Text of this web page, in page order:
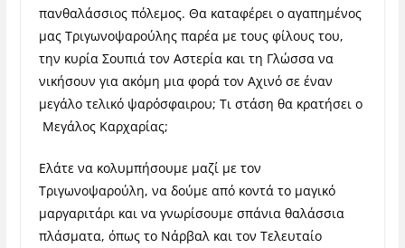
πανθαλάσσιος πόλεμος. Θα καταφέρει ο αγαπημένος
μας Τριγωνοψαρούλης παρέα με τους φίλους του,
την κυρία Σουπιά τον Αστερία και τη Γλώσσα να
νικήσουν για ακόμη μια φορά τον Αχινό σε έναν
μεγάλο τελικό ψαρόσφαιρου; Τι στάση θα κρατήσει ο
Μεγάλος Καρχαρίας;
Ελάτε να κολυμπήσουμε μαζί με τον
Τριγωνοψαρούλη, να δούμε από κοντά το μαγικό
μαργαριτάρι και να γνωρίσουμε σπάνια θαλάσσια
πλάσματα, όπως το Νάρβαλ και τον Τελευταίο